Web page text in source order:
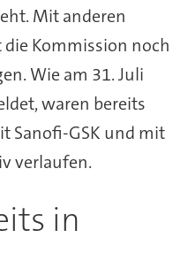
Mit anderen
Kommission noch
Wie am 31. Juli
waren bereits
Sanofi-GSK und mit
verlaufen.
in